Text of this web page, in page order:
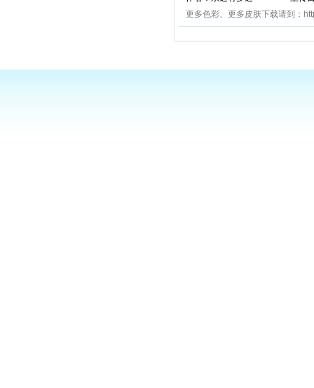
更多色彩、更多皮肤下载请到：